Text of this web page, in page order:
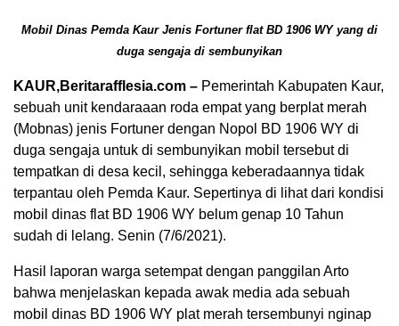
Mobil Dinas Pemda Kaur Jenis Fortuner flat BD 1906 WY yang di
duga sengaja di sembunyikan
KAUR,Beritarafflesia.com – Pemerintah Kabupaten Kaur,
sebuah unit kendaraaan roda empat yang berplat merah
(Mobnas) jenis Fortuner dengan Nopol BD 1906 WY di
duga sengaja untuk di sembunyikan mobil tersebut di
tempatkan di desa kecil, sehingga keberadaannya tidak
terpantau oleh Pemda Kaur. Sepertinya di lihat dari kondisi
mobil dinas flat BD 1906 WY belum genap 10 Tahun
sudah di lelang. Senin (7/6/2021).
Hasil laporan warga setempat dengan panggilan Arto
bahwa menjelaskan kepada awak media ada sebuah
mobil dinas BD 1906 WY plat merah tersembunyi nginap